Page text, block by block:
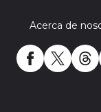
Acerca de